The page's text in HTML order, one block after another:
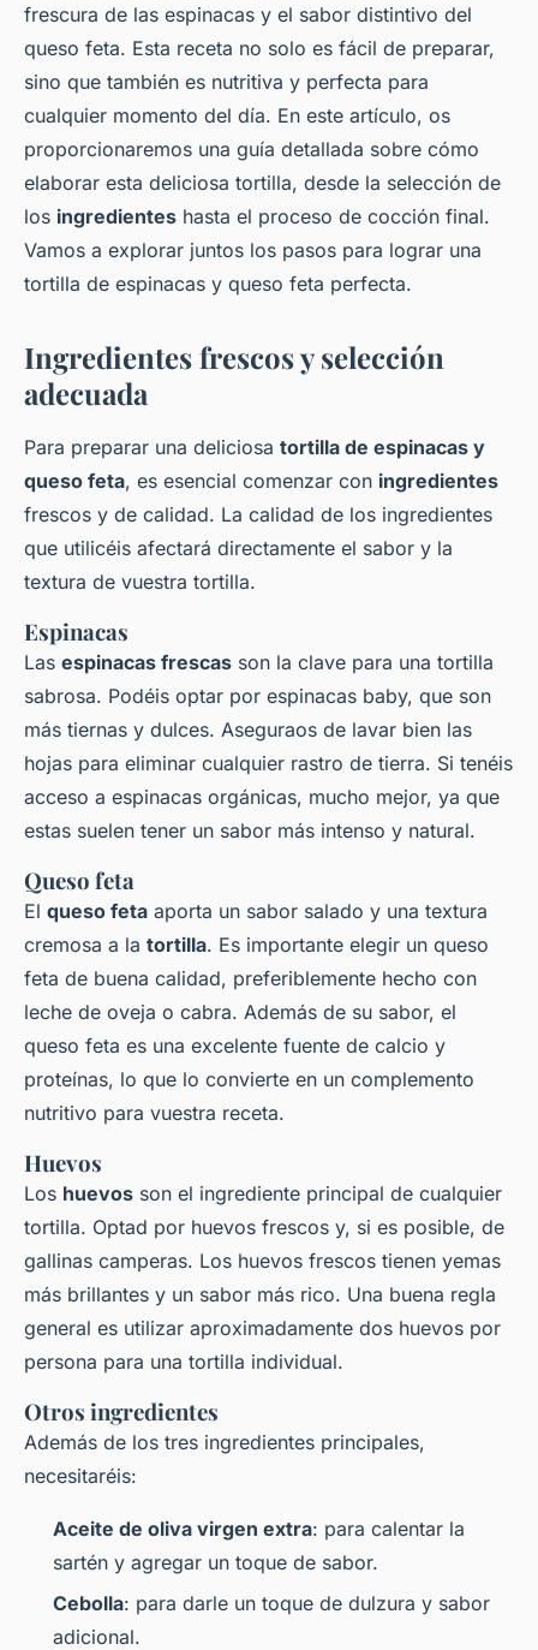
frescura de las espinacas y el sabor distintivo del
queso feta. Esta receta no solo es fácil de preparar,
sino que también es nutritiva y perfecta para
cualquier momento del día. En este artículo, os
proporcionaremos una guía detallada sobre cómo
elaborar esta deliciosa tortilla, desde la selección de
los ingredientes hasta el proceso de cocción final.
Vamos a explorar juntos los pasos para lograr una
tortilla de espinacas y queso feta perfecta.
Ingredientes frescos y selección
adecuada
Para preparar una deliciosa tortilla de espinacas y
queso feta, es esencial comenzar con ingredientes
frescos y de calidad. La calidad de los ingredientes
que utilicéis afectará directamente el sabor y la
textura de vuestra tortilla.
Espinacas
Las espinacas frescas son la clave para una tortilla
sabrosa. Podéis optar por espinacas baby, que son
más tiernas y dulces. Aseguraos de lavar bien las
hojas para eliminar cualquier rastro de tierra. Si tenéis
acceso a espinacas orgánicas, mucho mejor, ya que
estas suelen tener un sabor más intenso y natural.
Queso feta
El queso feta aporta un sabor salado y una textura
cremosa a la tortilla. Es importante elegir un queso
feta de buena calidad, preferiblemente hecho con
leche de oveja o cabra. Además de su sabor, el
queso feta es una excelente fuente de calcio y
proteínas, lo que lo convierte en un complemento
nutritivo para vuestra receta.
Huevos
Los huevos son el ingrediente principal de cualquier
tortilla. Optad por huevos frescos y, si es posible, de
gallinas camperas. Los huevos frescos tienen yemas
más brillantes y un sabor más rico. Una buena regla
general es utilizar aproximadamente dos huevos por
persona para una tortilla individual.
Otros ingredientes
Además de los tres ingredientes principales,
necesitaréis:
Aceite de oliva virgen extra: para calentar la
sartén y agregar un toque de sabor.
Cebolla: para darle un toque de dulzura y sabor
adicional.